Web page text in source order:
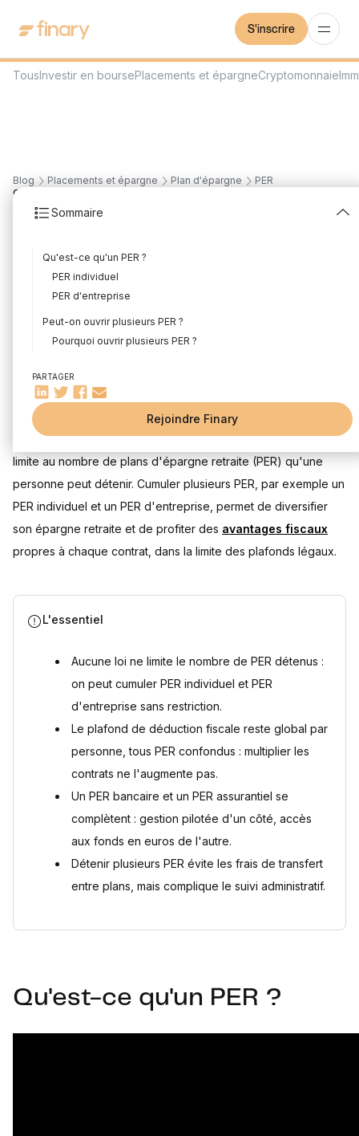
S'inscrire
Blog Placements et épargne Plan d'épargne PER
Sommaire
Qu'est-ce qu'un PER ?
PER individuel
PER d'entreprise
Peut-on ouvrir plusieurs PER ?
Pourquoi ouvrir plusieurs PER ?
Peut-on avoir un PER entreprise et un PER individuel ?
Quel intérêt d'avoir plusieurs PER ?
Avoir un PER souscrit auprès d'une banque et une
assurance
Cumuler plusieurs offres commerciales
Comment gérer plusieurs PER efficacement ?
fiscale ?
Faut-il transférer ses anciens PER vers un seul contrat ?
Sources
PARTAGER
Rejoindre Finary
9
PER ?
Rédigé parFlorian Corteel
Mis à jour le 28 juillet 2026
Oui, vous pouvez ! La législation française ne fixe aucune
limite au nombre de plans d'épargne retraite (PER) qu'une
personne peut détenir. Cumuler plusieurs PER, par exemple un
PER individuel et un PER d'entreprise, permet de diversifier
son épargne retraite et de profiter des avantages fiscaux
propres à chaque contrat, dans la limite des plafonds légaux.
L'essentiel
Aucune loi ne limite le nombre de PER détenus :
on peut cumuler PER individuel et PER
d'entreprise sans restriction.
Le plafond de déduction fiscale reste global par
personne, tous PER confondus : multiplier les
contrats ne l'augmente pas.
Un PER bancaire et un PER assurantiel se
complètent : gestion pilotée d'un côté, accès
aux fonds en euros de l'autre.
Détenir plusieurs PER évite les frais de transfert
entre plans, mais complique le suivi administratif.
Qu'est-ce qu'un PER ?
TousInvestir en boursePlacements et épargneCryptomonnaie